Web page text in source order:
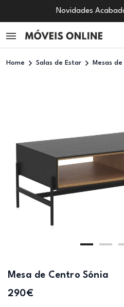
Novidades
Home Salas de Estar Mesas
Mesa de Centro Sónia
290€